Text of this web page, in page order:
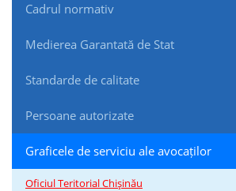
Cadrul normativ
Medierea Garantată de Stat
Standarde de сalitate
Persoane autorizate
Graficele de serviciu ale avocaților
Oficiul Teritorial Chişinău